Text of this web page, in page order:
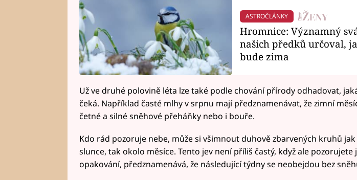
ASTROČLÁNKY
Hromnice: Významný
našich předků určoval,
bude zima
Už ve druhé polovině léta lze také podle chování přírody odhadovat,
čeká. Například časté mlhy v srpnu mají předznamenávat, že zimní
četné a silné sněhové přeháňky nebo i bouře.
Kdo rád pozoruje nebe, může si všimnout duhově zbarvených kruhů
slunce, tak okolo měsíce. Tento jev není příliš častý, když ale pozorujete
opakování, předznamenává, že následující týdny se neobejdou bez